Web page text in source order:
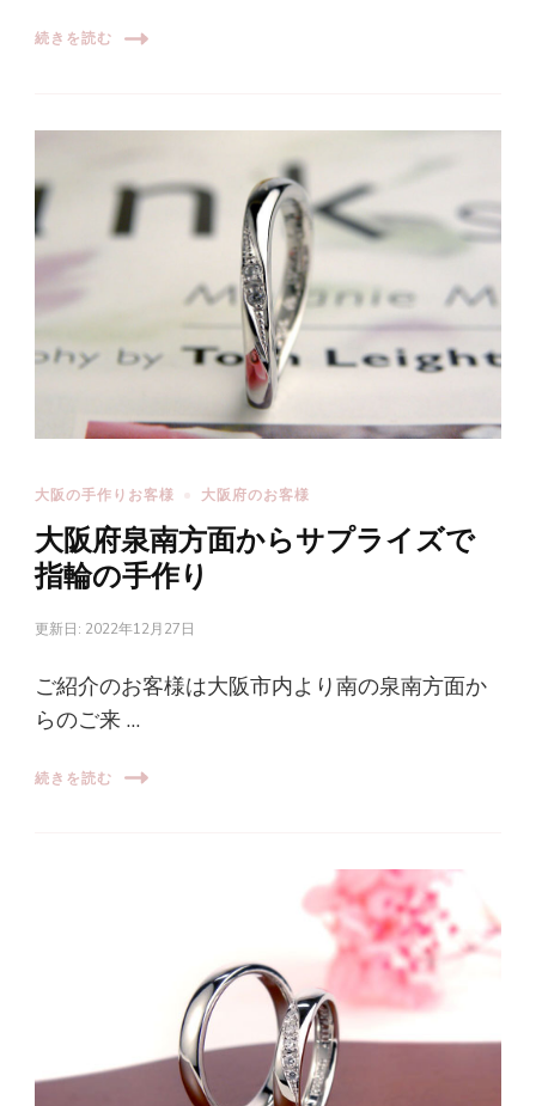
続きを読む
大阪の手作りお客様 大阪府のお客様
大阪府泉南方面からサプライズで
指輪の手作り
更新日: 2022年12月27日
ご紹介のお客様は大阪市内より南の泉南方面か
らのご来 …
続きを読む